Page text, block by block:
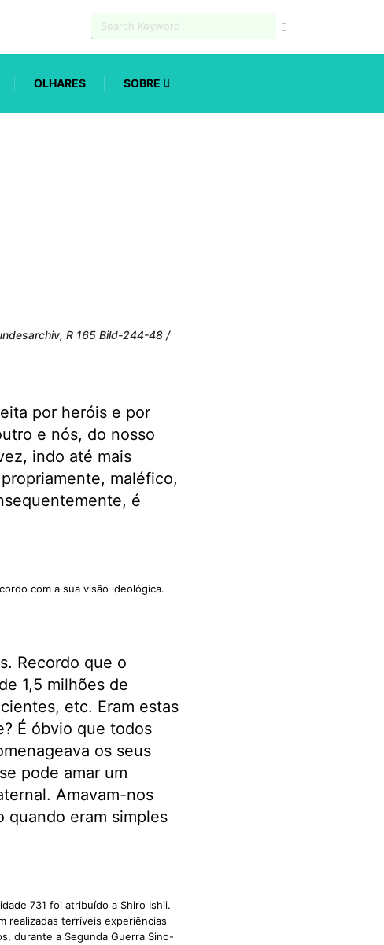
OLHARES SOBRE
R 165 Bild-244-48 /
por heróis e por
e nós, do nosso
indo até mais
maléfico,
é
com a sua visão ideológica.
Recordo que o
1,5 milhões de
etc. Eram estas
É óbvio que todos
os seus
pode amar um
Amavam-nos
quando eram simples
731 foi atribuído a Shiro Ishii.
realizadas terríveis experiências
durante a Segunda Guerra Sino-